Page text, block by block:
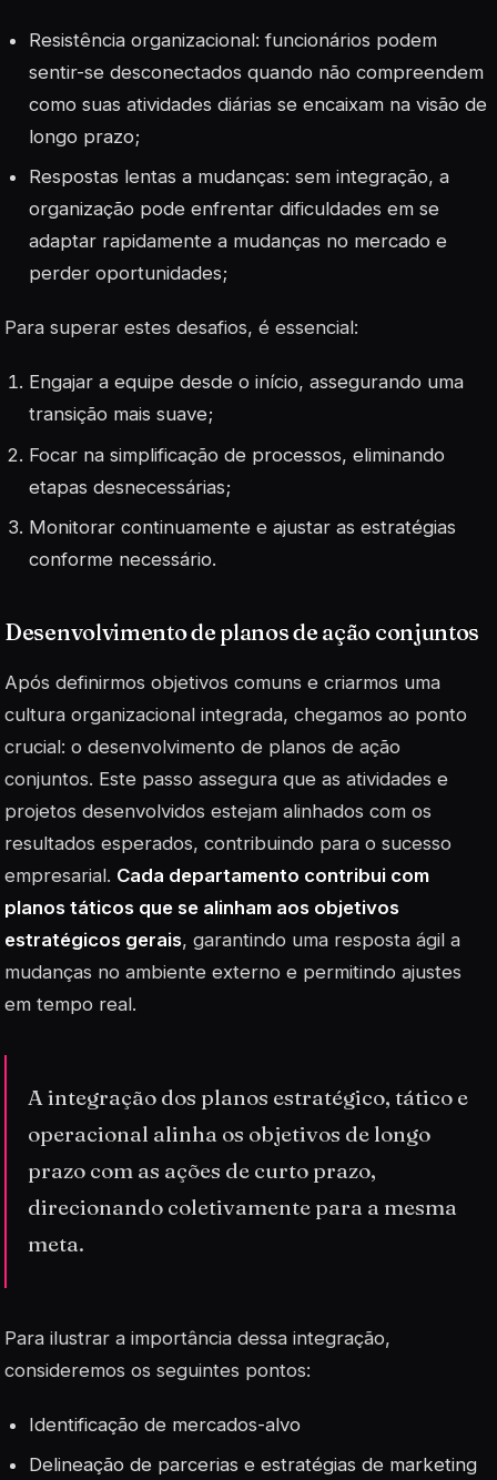
Resistência organizacional: funcionários podem
sentir-se desconectados quando não compreendem
como suas atividades diárias se encaixam na visão de
longo prazo;
Respostas lentas a mudanças: sem integração, a
organização pode enfrentar dificuldades em se
adaptar rapidamente a mudanças no mercado e
perder oportunidades;
Para superar estes desafios, é essencial:
Engajar a equipe desde o início, assegurando uma
transição mais suave;
Focar na simplificação de processos, eliminando
etapas desnecessárias;
Monitorar continuamente e ajustar as estratégias
conforme necessário.
Desenvolvimento de planos de ação conjuntos
Após definirmos objetivos comuns e criarmos uma
cultura organizacional integrada, chegamos ao ponto
crucial: o desenvolvimento de planos de ação
conjuntos. Este passo assegura que as atividades e
projetos desenvolvidos estejam alinhados com os
resultados esperados, contribuindo para o sucesso
empresarial. Cada departamento contribui com
planos táticos que se alinham aos objetivos
estratégicos gerais, garantindo uma resposta ágil a
mudanças no ambiente externo e permitindo ajustes
em tempo real.
A integração dos planos estratégico, tático e
operacional alinha os objetivos de longo
prazo com as ações de curto prazo,
direcionando coletivamente para a mesma
meta.
Para ilustrar a importância dessa integração,
consideremos os seguintes pontos:
Identificação de mercados-alvo
Delineação de parcerias e estratégias de marketing